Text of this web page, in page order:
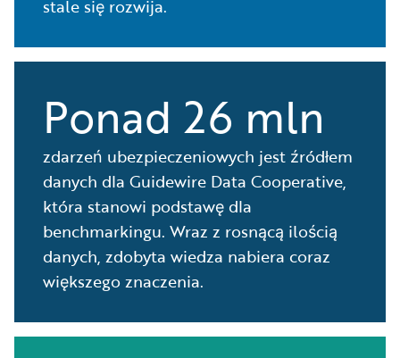
stale się rozwija.
Ponad 26 mln
zdarzeń ubezpieczeniowych jest źródłem
danych dla Guidewire Data Cooperative,
która stanowi podstawę dla
benchmarkingu. Wraz z rosnącą ilością
danych, zdobyta wiedza nabiera coraz
większego znaczenia.